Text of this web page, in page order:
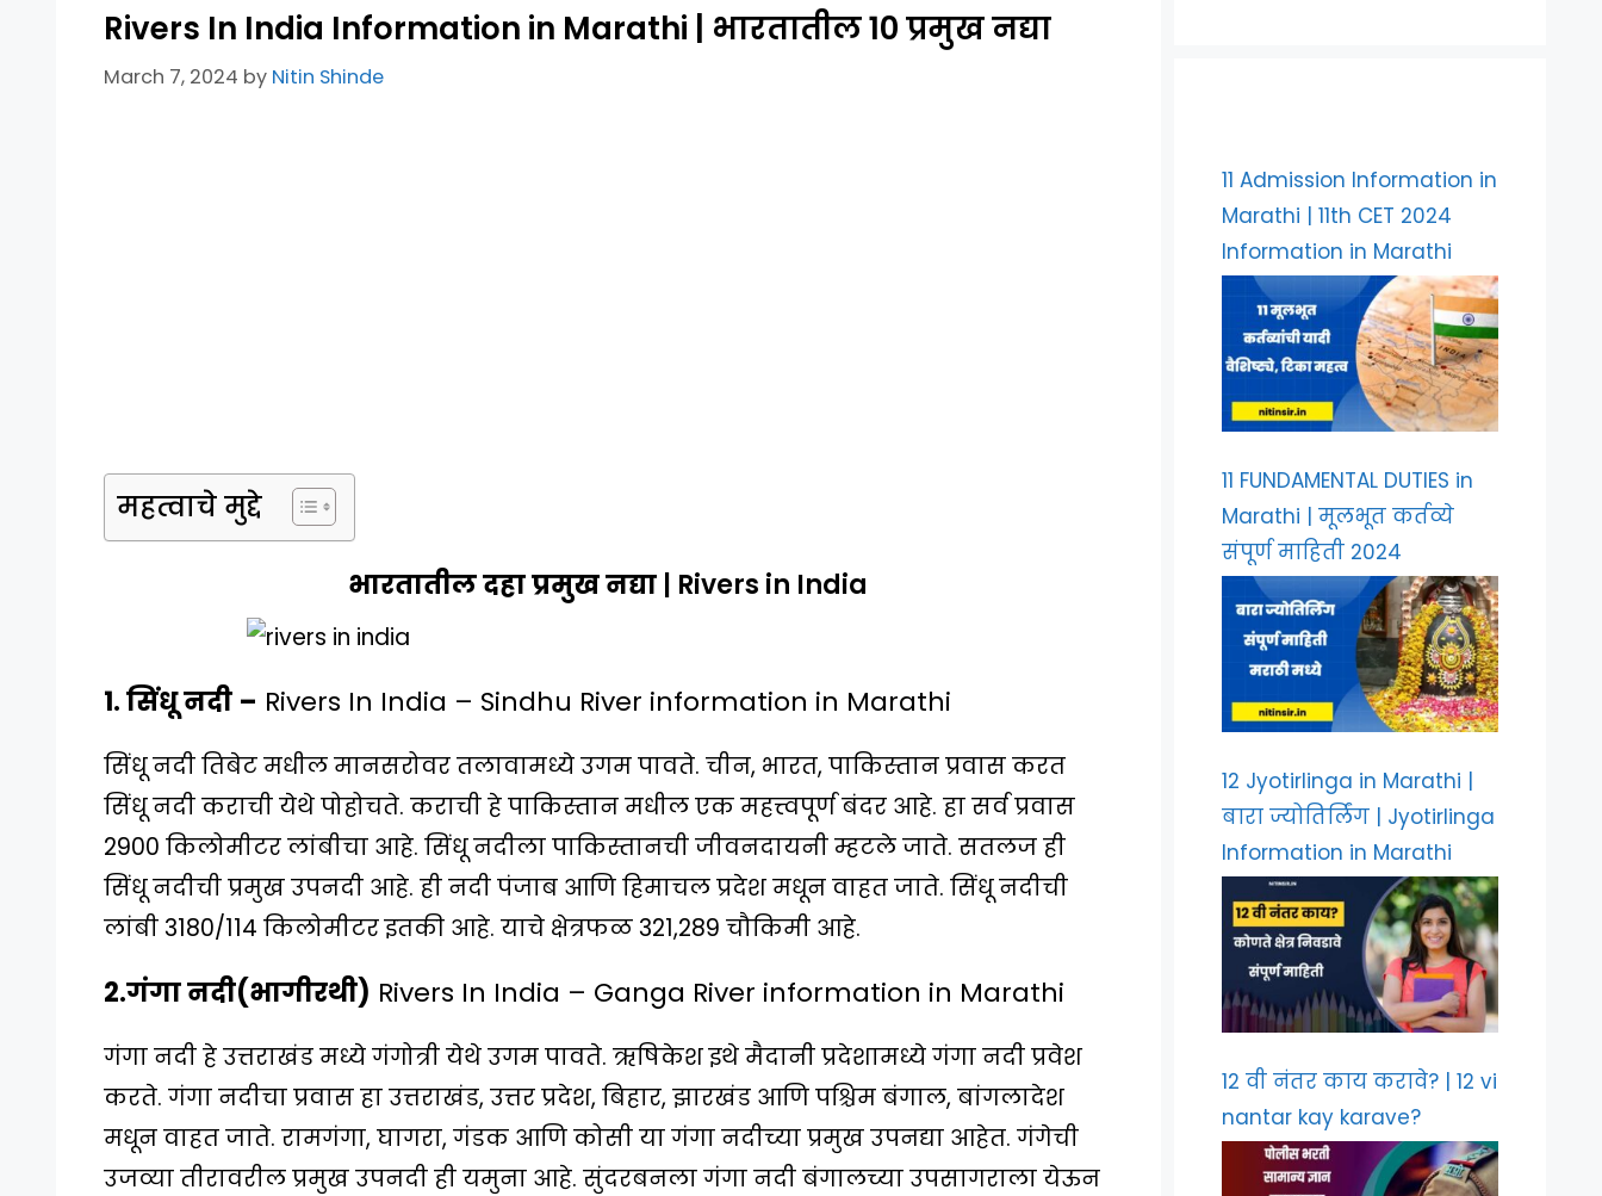
Rivers In India Information in Marathi | भारतातील 10 प्रमुख नद्या
March 7, 2024 by Nitin Shinde
महत्वाचे मुद्दे
भारतातील दहा प्रमुख नद्या | Rivers in India
1. सिंधू नदी – Rivers In India – Sindhu River information in Marathi
सिंधू नदी तिबेट मधील मानसरोवर तलावामध्ये उगम पावते. चीन, भारत, पाकिस्तान प्रवास करत
सिंधू नदी कराची येथे पोहोचते. कराची हे पाकिस्तान मधील एक महत्त्वपूर्ण बंदर आहे. हा सर्व प्रवास
2900 किलोमीटर लांबीचा आहे. सिंधू नदीला पाकिस्तानची जीवनदायनी म्हटले जाते. सतलज ही
सिंधू नदीची प्रमुख उपनदी आहे. ही नदी पंजाब आणि हिमाचल प्रदेश मधून वाहत जाते. सिंधू नदीची
लांबी 3180/114 किलोमीटर इतकी आहे. याचे क्षेत्रफळ 321,289 चौकिमी आहे.
2.गंगा नदी(भागीरथी) Rivers In India – Ganga River information in Marathi
गंगा नदी हे उत्तराखंड मध्ये गंगोत्री येथे उगम पावते. ऋषिकेश इथे मैदानी प्रदेशामध्ये गंगा नदी प्रवेश
करते. गंगा नदीचा प्रवास हा उत्तराखंड, उत्तर प्रदेश, बिहार, झारखंड आणि पश्चिम बंगाल, बांगलादेश
मधून वाहत जाते. रामगंगा, घागरा, गंडक आणि कोसी या गंगा नदीच्या प्रमुख उपनद्या आहेत. गंगेची
उजव्या तीरावरील प्रमुख उपनदी ही यमुना आहे. सुंदरबनला गंगा नदी बंगालच्या उपसागराला येऊन
11 Admission Information in
Marathi | 11th CET 2024
Information in Marathi
11 FUNDAMENTAL DUTIES in
Marathi | मूलभूत कर्तव्ये
संपूर्ण माहिती 2024
12 Jyotirlinga in Marathi |
बारा ज्योतिर्लिंग | Jyotirlinga
Information in Marathi
12 वी नंतर काय करावे? | 12 vi
nantar kay karave?